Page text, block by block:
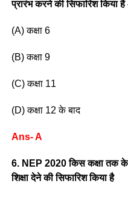
प्रारंभ करने की सिफारिश किया है
(A) कक्षा 6
(B) कक्षा 9
(C) कक्षा 11
(D) कक्षा 12 के बाद
Ans- A
6. NEP 2020 किस कक्षा तक के
शिक्षा देने की सिफारिश किया है